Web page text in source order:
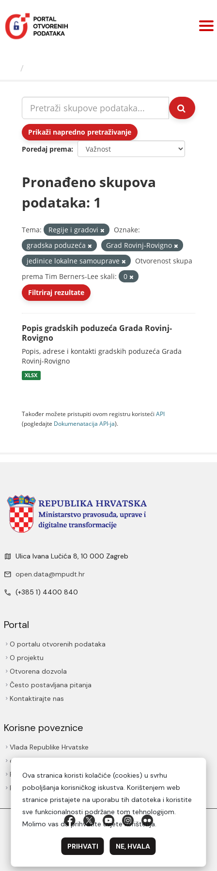
sadržaj
Prikaži napredno pretraživanje
Poredaj prema
Pronađeno skupova
podataka: 1
Tema: Regije i gradovi
Oznake:
gradska poduzeća
Grad Rovinj-Rovigno
jedinice lokalne samouprave
Otvorenost skupa
prema Tim Berners-Lee skali:
0
Filtriraj rezultate
Popis gradskih poduzeća Grada Rovinj-
Rovigno
Popis, adrese i kontakti gradskih poduzeća Grada
Rovinj-Rovigno
XLSX
Također možete pristupiti ovom registru koristeći API
(pogledajte Dokumenаtаcijа API-jа).